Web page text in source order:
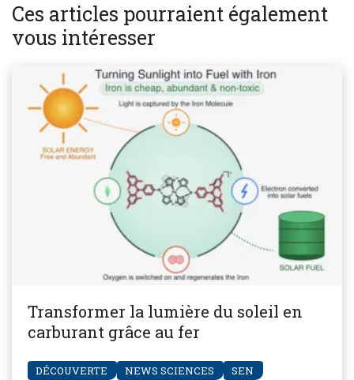
Ces articles pourraient également
vous intéresser
Transformer la lumière du soleil en
carburant grâce au fer
DÉCOUVERTE NEWS SCIENCES SEN